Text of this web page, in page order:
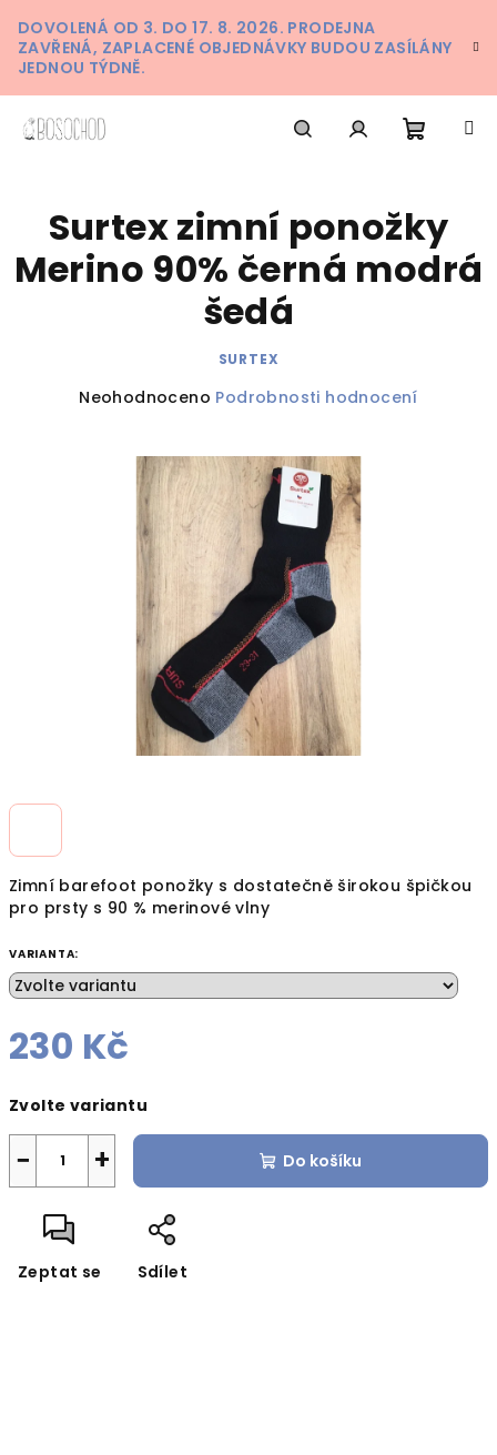
na
obsah
DOVOLENÁ OD 3. DO 17. 8. 2026. PRODEJNA
ZAVŘENÁ, ZAPLACENÉ OBJEDNÁVKY BUDOU ZASÍLÁNY
JEDNOU TÝDNĚ.
košík
Zimní barefoot ponožky s dostatečně širokou špičkou
pro prsty s 90 % merinové vlny
VARIANTA:
230 Kč
cena:
Zvolte variantu
+
− Do košíku
Zeptat se Sdílet
Surtex zimní ponožky
Merino 90% černá modrá
šedá
SURTEX
Průměrné
hvězdiček.
Neohodnoceno Podrobnosti hodnocení